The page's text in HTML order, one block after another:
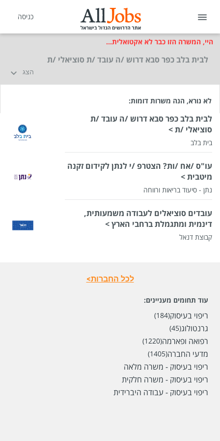
כניסה
היי, המשרה הזו כבר לא אקטואלית...
לבית בלב כפר סבא דרוש /ה עובד /ת סוציאלי /ת
הצג
רמת השרון,הרצליה,כפר סבא,
לא נורא, הנה משרות דומות:
לבית בלב כפר סבא דרוש /ה עובד /ת
סוציאלי /ת >
בית בלב
עו"ס /אח /ות? הצטרפ /י לנתן לקידום זקנה
מיטבית >
נתן - סיעוד בריאות ורווחה
עובדים סוציאלים לעבודה משמעותית,
דינמית ומתגמלת ברחבי הארץ >
קבוצת דנאל
לכל החברות>
עוד תחומים מעניינים:
ריפוי בעיסוק(184)
גרנטולוג(45)
רפואה ופארמה(1220)
מדעי החברה(1405)
ריפוי בעיסוק - משרה מלאה
ריפוי בעיסוק - משרה חלקית
ריפוי בעיסוק - עבודה היברידית